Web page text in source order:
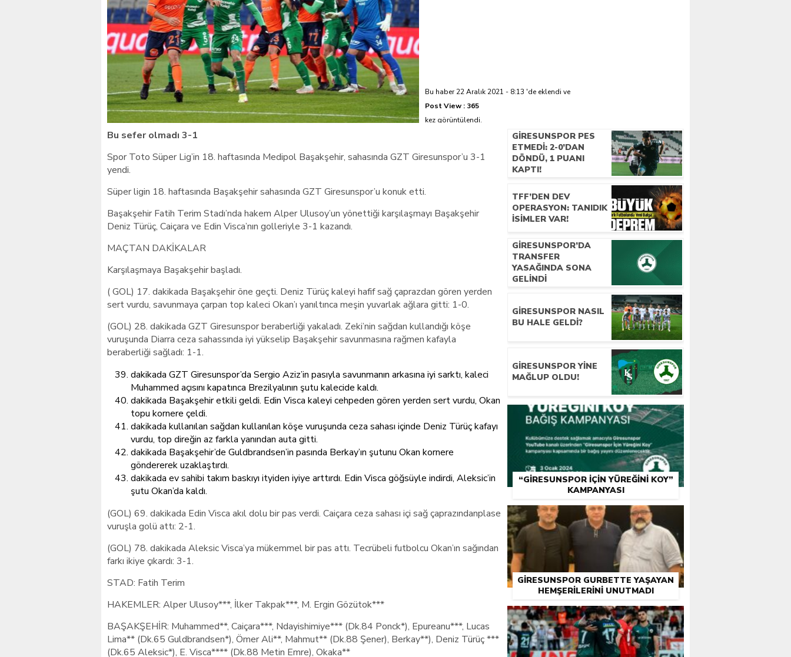
Giresunlu sürücü Orhangazi’de hayatını kaybetti
Bu haber 22 Aralık 2021 - 8:13 'de eklendi ve
Post View : 365
kez görüntülendi.
Bu sefer olmadı 3-1
Spor Toto Süper Lig’in 18. haftasında Medipol Başakşehir, sahasında GZT Giresunspor’u 3-1
yendi.
Süper ligin 18. haftasında Başakşehir sahasında GZT Giresunspor’u konuk etti.
Başakşehir Fatih Terim Stadı’nda hakem Alper Ulusoy’un yönettiği karşılaşmayı Başakşehir
Deniz Türüç, Caiçara ve Edin Visca’nın golleriyle 3-1 kazandı.
MAÇTAN DAKİKALAR
Karşılaşmaya Başakşehir başladı.
( GOL) 17. dakikada Başakşehir öne geçti. Deniz Türüç kaleyi hafif sağ çaprazdan gören yerden
sert vurdu, savunmaya çarpan top kaleci Okan’ı yanıltınca meşin yuvarlak ağlara gitti: 1-0.
(GOL) 28. dakikada GZT Giresunspor beraberliği yakaladı. Zeki’nin sağdan kullandığı köşe
vuruşunda Diarra ceza sahassında iyi yükselip Başakşehir savunmasına rağmen kafayla
beraberliği sağladı: 1-1.
dakikada GZT Giresunspor’da Sergio Aziz’in pasıyla savunmanın arkasına iyi sarktı, kaleci
Muhammed açısını kapatınca Brezilyalının şutu kalecide kaldı.
dakikada Başakşehir etkili geldi. Edin Visca kaleyi cehpeden gören yerden sert vurdu, Okan
topu kornere çeldi.
dakikada kullanılan sağdan kullanılan köşe vuruşunda ceza sahası içinde Deniz Türüç kafayı
vurdu, top direğin az farkla yanından auta gitti.
dakikada Başakşehir’de Guldbrandsen’in pasında Berkay’ın şutunu Okan kornere
göndererek uzaklaştırdı.
dakikada ev sahibi takım baskıyı ityiden iyiye arttırdı. Edin Visca göğsüyle indirdi, Aleksic’in
şutu Okan’da kaldı.
(GOL) 69. dakikada Edin Visca akıl dolu bir pas verdi. Caiçara ceza sahası içi sağ çaprazındanplase
vuruşla golü attı: 2-1.
(GOL) 78. dakikada Aleksic Visca’ya mükemmel bir pas attı. Tecrübeli futbolcu Okan’ın sağından
farkı ikiye çıkardı: 3-1.
STAD: Fatih Terim
HAKEMLER: Alper Ulusoy***, İlker Takpak***, M. Ergin Gözütok***
BAŞAKŞEHİR: Muhammed**, Caiçara***, Ndayishimiye*** (Dk.84 Ponck*), Epureanu***, Lucas
Lima** (Dk.65 Guldbrandsen*), Ömer Ali**, Mahmut** (Dk.88 Şener), Berkay**), Deniz Türüç ***
(Dk.65 Aleksic*), E. Visca**** (Dk.88 Metin Emre), Okaka**
GIRESUNSPOR PES
ETMEDI: 2-0’DAN
DÖNDÜ, 1 PUANI
KAPTI!
TFF’DEN DEV
OPERASYON: TANIDIK
İSIMLER VAR!
GIRESUNSPOR’DA
TRANSFER
YASAĞINDA SONA
GELINDI
GIRESUNSPOR NASIL
BU HALE GELDI?
GIRESUNSPOR YINE
MAĞLUP OLDU!
“GIRESUNSPOR İÇIN YÜREĞINI KOY”
KAMPANYASI
GIRESUNSPOR GURBETTE YAŞAYAN
HEMŞERILERINI UNUTMADI